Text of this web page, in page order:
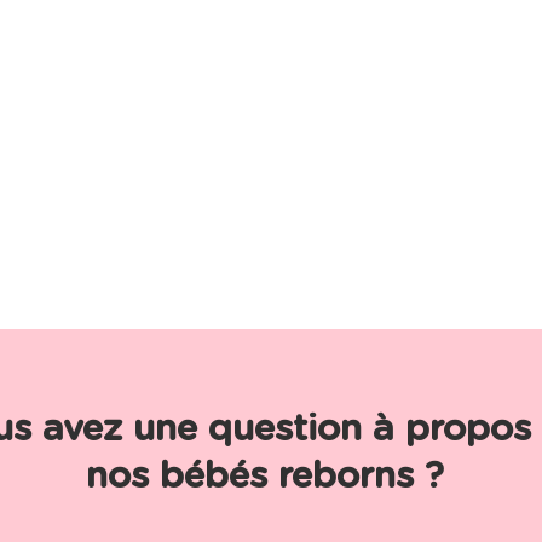
avez une question à propos
nos bébés reborns ?